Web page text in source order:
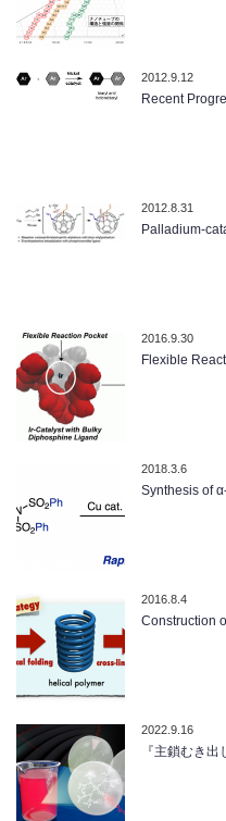
2012.9.12
Recent
2012.8.31
Palladium-
2016.9.30
Flexible
2018.3.6
Synthesis of
2016.8.4
Construction
2022.9.16
『主鎖むき